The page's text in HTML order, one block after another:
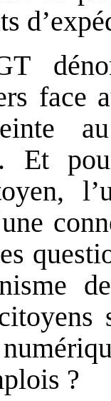
face
Et
?